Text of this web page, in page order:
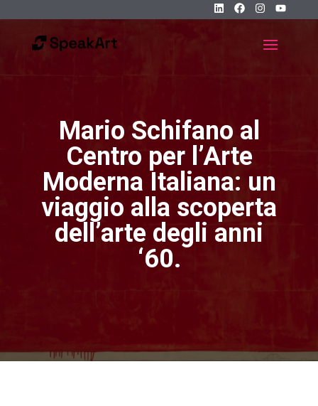
Mario Schifano al
Centro per l’Arte
Moderna Italiana: un
viaggio alla scoperta
dell’arte degli anni
‘60.